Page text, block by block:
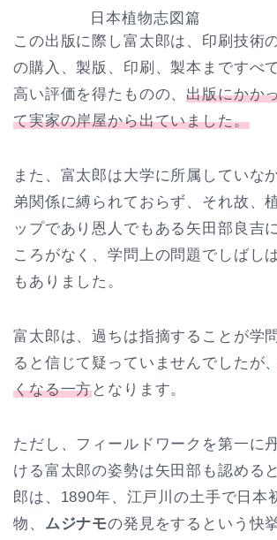
日本植物志図篇
この出版に際し富太郎は、印刷技術
の購入、製版、印刷、製本まですべ
高い評価を得たものの、出版にかか
て実家の岸屋から出ていました。
また、富太郎は大学に所属していな
弟関係に縛られておらず、それ故、
ップであり恩人でもある矢田部良吉
ころがなく、学問上の問題でしばし
もありました。
富太郎は、過ちは指摘することが学
ると信じて疑っていませんでしたが
くなる一方となります。
ただし、フィールドワークを第一に
ける富太郎の姿勢は矢田部も認める
郎は、1890年、江戸川の土手で日本
物、 ムジナモの発見をするという快